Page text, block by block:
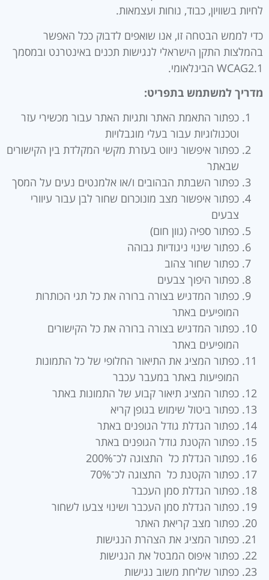
לחיות בשוויון, כבוד, נוחות ועצמאות.
כדי לממש הבטחה זו, אנו שואפים לדבוק ככל האפשר
בהמלצות התקן הישראלי לנגישות תכנים באינטרנט ובמסמך
WCAG2.1 הבינלאומי.
מדריך למשתמש בתפריט:
כפתור התאמת האתר ותגיות האתר עבור מכשירי עזר
וטכנולוגיות עבור בעלי מוגבלויות
כפתור איפשור ניווט בעזרת מקשי המקלדת בין הקישורים
שבאתר
כפתור השבתת הבהובים ו/או אלמנטים נעים על המסך
כפתור איפשור מצב מונוכרום שחור לבן עבור עיוורי
צבעים
כפתור ספיה (גוון חום)
כפתור שינוי ניגודיות גבוהה
כפתור שחור צהוב
כפתור היפוך צבעים
כפתור המדגיש בצורה ברורה את כל תגי הכותרות
המופיעים באתר
כפתור המדגיש בצורה ברורה את כל הקישורים
המופיעים באתר
כפתור המציג את התיאור החלופי של כל התמונות
המופיעות באתר במעבר עכבר
כפתור המציג תיאור קבוע של התמונות באתר
כפתור ביטול שימוש בגופן קריא
כפתור הגדלת גודל הגופנים באתר
כפתור הקטנת גודל הגופנים באתר
כפתור הגדלת כל התצוגה לכ־200%
כפתור הקטנת כל התצוגה לכ־70%
כפתור הגדלת סמן העכבר
כפתור הגדלת סמן העכבר ושינוי צבעו לשחור
כפתור מצב קריאת האתר
כפתור המציג את הצהרת הנגישות
כפתור איפוס המבטל את הנגישות
כפתור שליחת משוב נגישות